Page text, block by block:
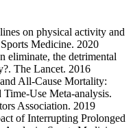
on physical activity and
Medicine. 2020
eliminate, the detrimental
The Lancet. 2016
All-Cause Mortality:
Use Meta-analysis.
Association. 2019
of Interrupting Prolonged